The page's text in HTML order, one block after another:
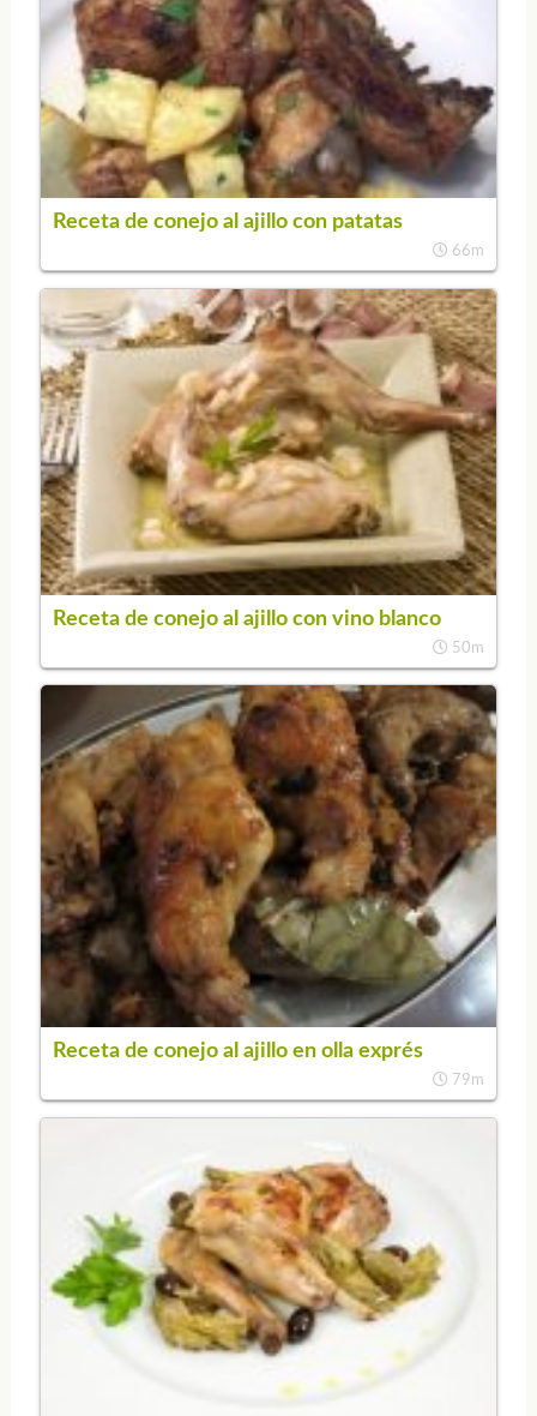
Receta de conejo al ajillo con patatas
66m
Receta de conejo al ajillo con vino blanco
50m
Receta de conejo al ajillo en olla exprés
79m